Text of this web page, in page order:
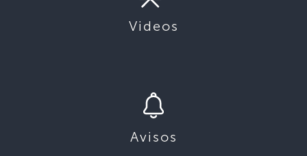
Videos
Avisos